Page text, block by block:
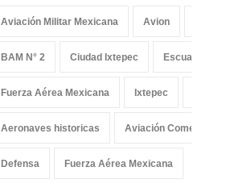
Aviación Militar Mexicana Avion
BAM N° 2 Ciudad Ixtepec Escuadrón Aéreo
Fuerza Aérea Mexicana Ixtepec
Aeronaves historicas Aviación Comercial
Defensa Fuerza Aérea Mexicana